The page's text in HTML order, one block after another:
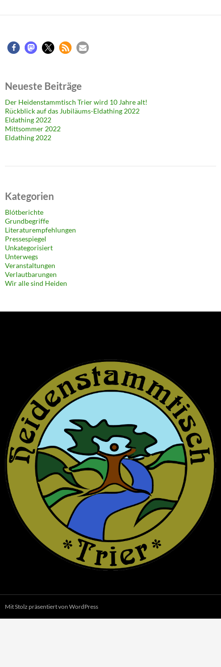
Neueste Beiträge
Der Heidenstammtisch Trier wird 10 Jahre alt!
Rückblick auf das Jubiläums-Eldathing 2022
Eldathing 2022
Mittsommer 2022
Eldathing 2022
Kategorien
Blótberichte
Grundbegriffe
Literaturempfehlungen
Pressespiegel
Unkategorisiert
Unterwegs
Veranstaltungen
Verlautbarungen
Wir alle sind Heiden
Mit Stolz präsentiert von WordPress